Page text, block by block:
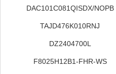
DAC101C081QISDX/NOPB
TAJD476K010RNJ
DZ2404700L
F8025H12B1-FHR-WS